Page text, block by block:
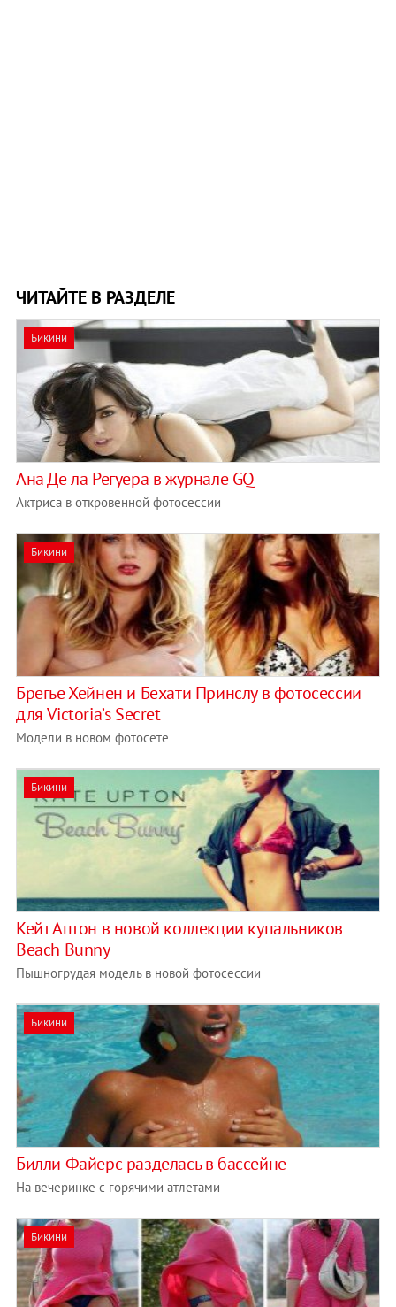
ЧИТАЙТЕ В РАЗДЕЛЕ
Бикини
Ана Де ла Регуера в журнале GQ
Актриса в откровенной фотосессии
Бикини
Брегье Хейнен и Бехати Принслу в фотосессии
для Victoria’s Secret
Модели в новом фотосете
Бикини
Кейт Аптон в новой коллекции купальников
Beach Bunny
Пышногрудая модель в новой фотосессии
Бикини
Билли Файерс разделась в бассейне
На вечеринке с горячими атлетами
Бикини